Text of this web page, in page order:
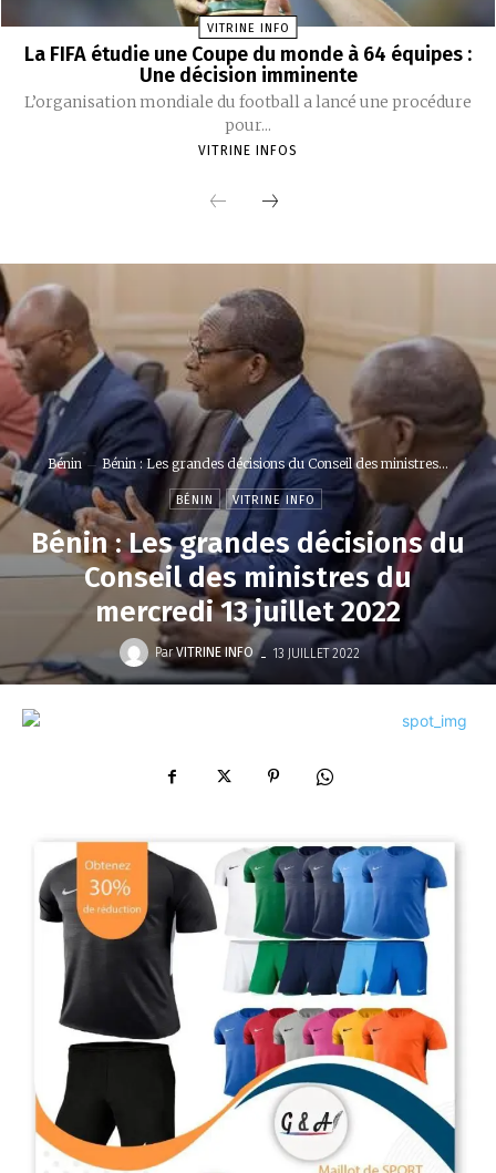
VITRINE INFO
La FIFA étudie une Coupe du monde à 64 équipes :
Une décision imminente
L’organisation mondiale du football a lancé une procédure
pour...
VITRINE INFOS